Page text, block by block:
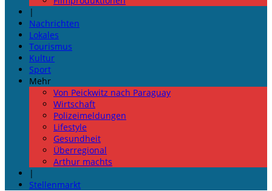
|
Nachrichten
Lokales
Tourismus
Kultur
Sport
Mehr
Von Peickwitz nach Paraguay
Wirtschaft
Polizeimeldungen
Lifestyle
Gesundheit
Überregional
Arthur machts
|
Stellenmarkt